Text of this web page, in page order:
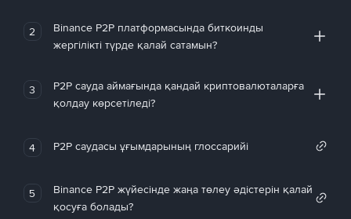
2
Binance P2P платформасында биткоинды
жергілікті түрде қалай сатамын?
3
P2P сауда аймағында қандай криптовалюталарға
қолдау көрсетіледі?
4 P2P саудасы ұғымдарының глоссарийі
5
Binance P2P жүйесінде жаңа төлеу әдістерін қалай
қосуға болады?